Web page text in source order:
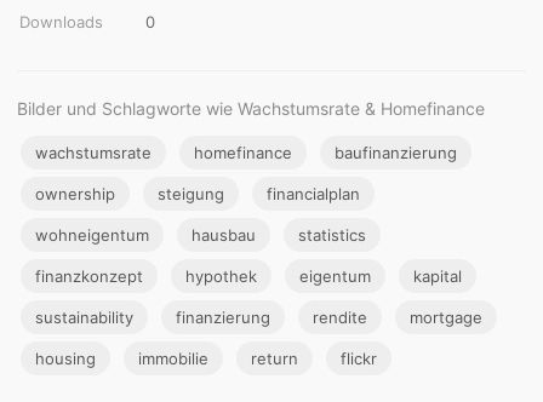
Downloads
0
Bilder und Schlagworte wie Wachstumsrate & Homefinance
wachstumsrate homefinance baufinanzierung
ownership steigung financialplan
wohneigentum hausbau statistics
finanzkonzept hypothek eigentum kapital
sustainability finanzierung rendite mortgage
housing immobilie return flickr